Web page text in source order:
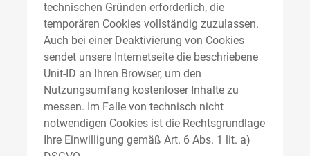
technischen Gründen erforderlich, die
temporären Cookies vollständig zuzulassen.
Auch bei einer Deaktivierung von Cookies
sendet unsere Internetseite die beschriebene
Unit-ID an Ihren Browser, um den
Nutzungsumfang kostenloser Inhalte zu
messen. Im Falle von technisch nicht
notwendigen Cookies ist die Rechtsgrundlage
Ihre Einwilligung gemäß Art. 6 Abs. 1 lit. a)